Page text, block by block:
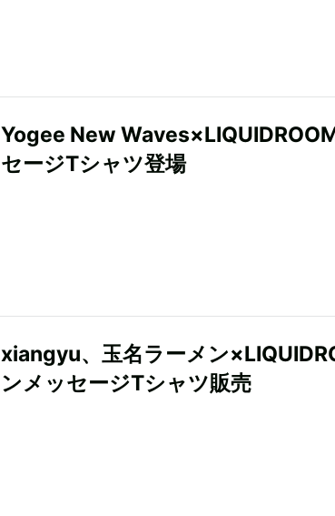
Yogee New
セージTシャツ登場
xiangyu、玉名ラーメン
ンメッセージTシャツ販売